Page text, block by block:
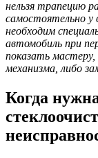
нельзя трапецию
самостоятельно у
необходим
автомобиль при
показать
механизма, либо
Когда